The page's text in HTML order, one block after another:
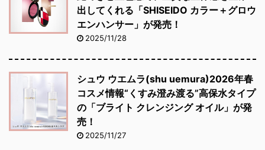
出してくれる「SHISEIDO カラー＋グロウ
エンハンサー」が発売！
2025/11/28
シュウ ウエムラ(shu uemura)2026年春
コスメ情報“くすみ澄み渡る”高保水タイプ
の「ブライト クレンジング オイル」が発
売！
2025/11/27